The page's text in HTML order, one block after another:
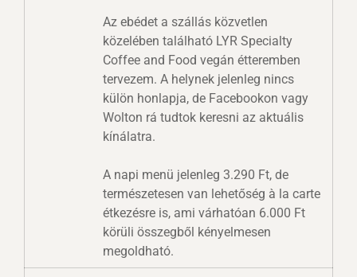
Az ebédet a szállás közvetlen
közelében található LYR Specialty
Coffee and Food vegán étteremben
tervezem. A helynek jelenleg nincs
külön honlapja, de Facebookon vagy
Wolton rá tudtok keresni az aktuális
kínálatra.
A napi menü jelenleg 3.290 Ft, de
természetesen van lehetőség à la carte
étkezésre is, ami várhatóan 6.000 Ft
körüli összegből kényelmesen
megoldható.